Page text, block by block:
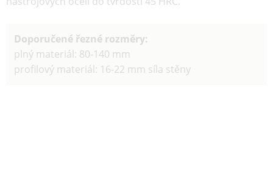
Doporučené řezné rozměry:
plný materiál: 80-140 mm
profilový materiál: 16-22 mm síla stěny